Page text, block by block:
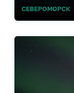
СЕВЕРОМОРСК